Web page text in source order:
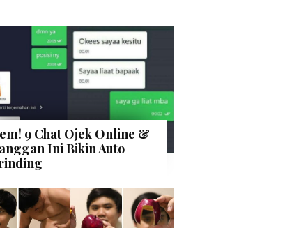
9 Chat Ojek Online &
Ini Bikin Auto